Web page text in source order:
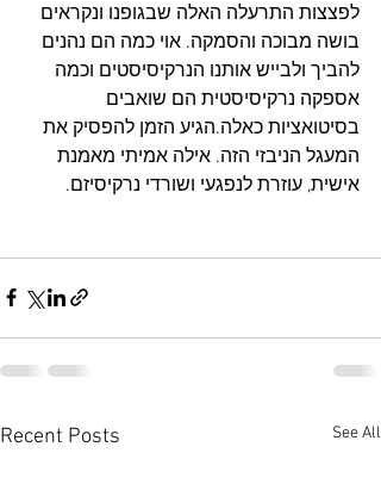
לפצצות התרעלה האלה שבגופנו ונקראים
בושה מבוכה והסמקה. אוי כמה הם נהנים
להביך ולבייש אותנו הנרקיסיסטים וכמה
אספקה נרקיסיסטית הם שואבים
בסיטואציות כאלה.הגיע הזמן להפסיק את
המעגל הניבזי הזה. אילה אמיתי מאמנת
אישית, עוזרת לנפגעי ושורדי נרקיסיזם.
Recent Posts See All